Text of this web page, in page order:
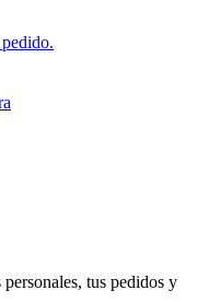
tus pedidos y